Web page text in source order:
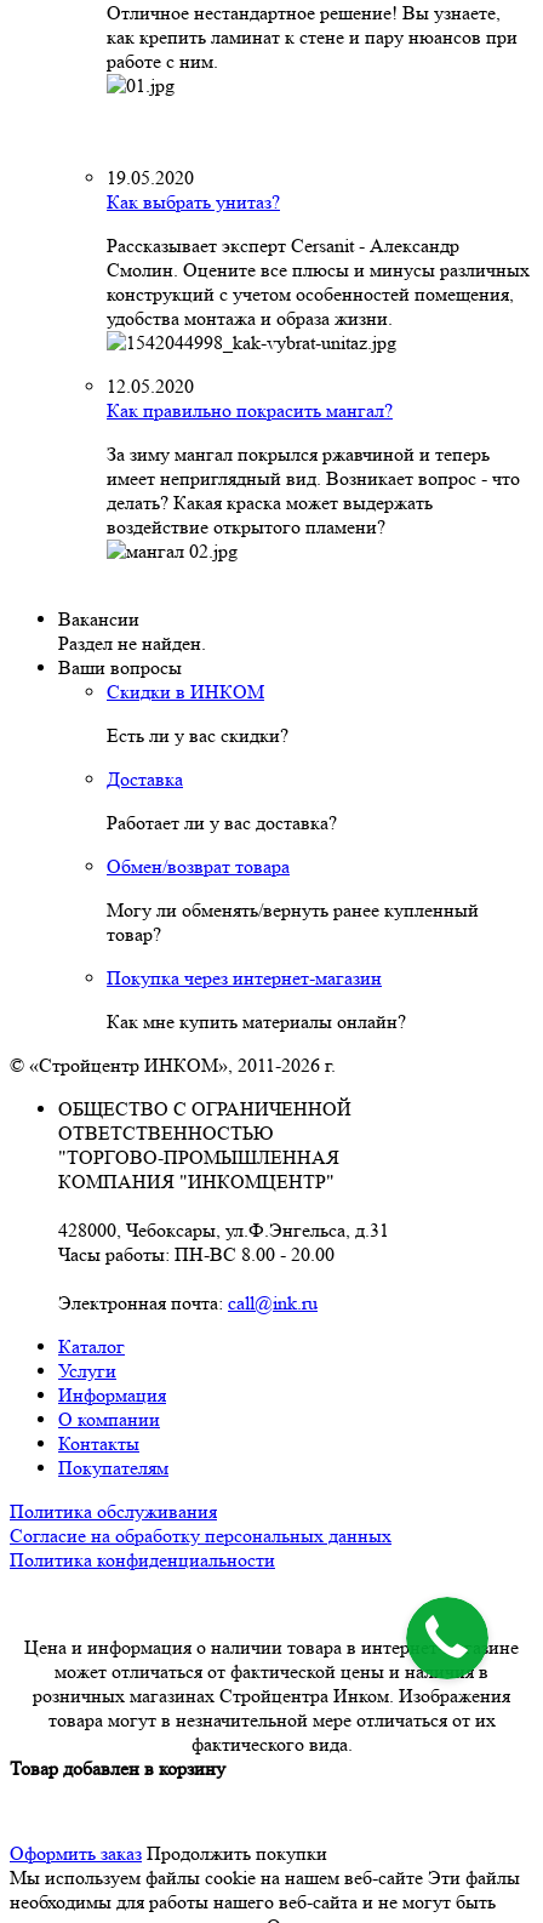
Отличное нестандартное решение! Вы узнаете,
как крепить ламинат к стене и пару нюансов при
работе с ним.
19.05.2020
Как выбрать унитаз?
Рассказывает эксперт Cersanit - Александр
Смолин. Оцените все плюсы и минусы различных
конструкций с учетом особенностей помещения,
удобства монтажа и образа жизни.
12.05.2020
Как правильно покрасить мангал?
За зиму мангал покрылся ржавчиной и теперь
имеет неприглядный вид. Возникает вопрос - что
делать? Какая краска может выдержать
воздействие открытого пламени?
Вакансии
Раздел не найден.
Ваши вопросы
Скидки в ИНКОМ
Есть ли у вас скидки?
Доставка
Работает ли у вас доставка?
Обмен/возврат товара
Могу ли обменять/вернуть ранее купленный
товар?
Покупка через интернет-магазин
Как мне купить материалы онлайн?
© «Стройцентр ИНКОМ», 2011-2026 г.
ОБЩЕСТВО С ОГРАНИЧЕННОЙ
ОТВЕТСТВЕННОСТЬЮ
"ТОРГОВО-ПРОМЫШЛЕННАЯ
КОМПАНИЯ "ИНКОМЦЕНТР"
428000, Чебоксары, ул.Ф.Энгельса, д.31
Часы работы: ПН-ВС 8.00 - 20.00
Электронная почта: call@ink.ru
Каталог
Услуги
Информация
О компании
Контакты
Покупателям
Политика обслуживания
Согласие на обработку персональных данных
Политика конфиденциальности
Цена и информация о наличии товара в интернет-магазине
может отличаться от фактической цены и наличия в
розничных магазинах Стройцентра Инком. Изображения
товара могут в незначительной мере отличаться от их
фактического вида.
Товар добавлен в корзину
Оформить заказ Продолжить покупки
Мы используем файлы cookie на нашем веб-сайте Эти файлы
необходимы для работы нашего веб-сайта и не могут быть